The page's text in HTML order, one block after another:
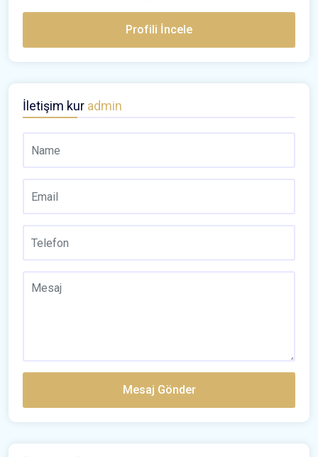
Profili İncele
İletişim kur admin
Mesaj Gönder